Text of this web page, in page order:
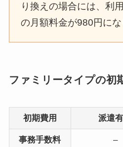
り換えの場合には、利
の月額料金が980円にな
ファミリータイプの初
初期費用 派遣
事務手数料 –